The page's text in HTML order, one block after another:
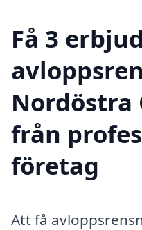
Få 3
Nordöstra
från
företag
Att få